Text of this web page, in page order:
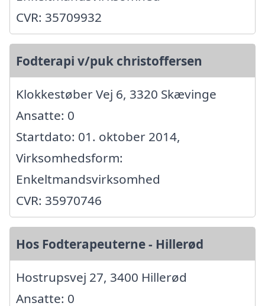
CVR: 35709932
Fodterapi v/puk christoffersen
Klokkestøber Vej 6, 3320 Skævinge
Ansatte: 0
Startdato: 01. oktober 2014,
Virksomhedsform:
Enkeltmandsvirksomhed
CVR: 35970746
Hos Fodterapeuterne - Hillerød
Hostrupsvej 27, 3400 Hillerød
Ansatte: 0